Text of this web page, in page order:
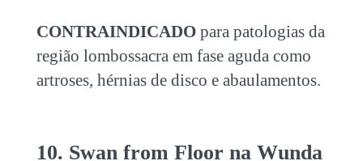
CONTRAINDICADOpara patologias da
região lombossacra em fase aguda como
artroses, hérnias de disco e abaulamentos.
10. Swan from Floor na Wunda